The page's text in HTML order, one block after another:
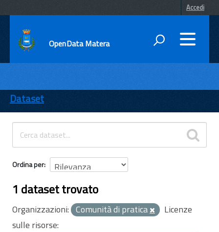
Accedi
OpenData Matera
ENTI
TEMI
INFORMAZIONI
Dataset
Ordina per
1 dataset trovato
Organizzazioni: Comunità di pratica
Licenze
sulle risorse: